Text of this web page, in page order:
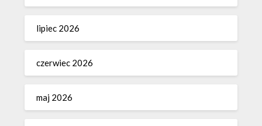
lipiec 2026
czerwiec 2026
maj 2026